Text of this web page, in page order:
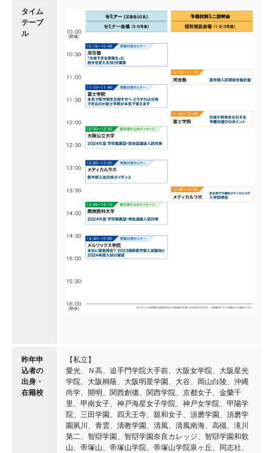
タイム
テーブ
ル
昨年申
込者の
出身・
在籍校
【私立】
愛光、Ｎ高、追手門学院大手前、大阪女学院、大阪星光
学院、大阪桐蔭、大阪明星学園、大谷、岡山白陵、沖縄
尚学、開明、関西創価、関西学院、京都女子、金蘭千
里、甲南女子、神戸海星女子学院、神戸女学院、甲陽学
院、三田学園、四天王寺、親和女子、須磨学園、須磨学
園夙川、青雲、清教学園、清風、清風南海、高槻、滝川
第二、智辯学園、智辯学園奈良カレッジ、智辯学園和歌
山、帝塚山、帝塚山学院、帝塚山学院泉ヶ丘、同志社、